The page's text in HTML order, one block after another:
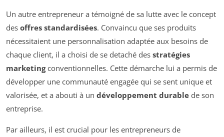
Un autre entrepreneur a témoigné de sa lutte avec le concept
des offres standardisées. Convaincu que ses produits
nécessitaient une personnalisation adaptée aux besoins de
chaque client, il a choisi de se detaché des stratégies
marketingconventionnelles. Cette démarche lui a permis de
développer une communauté engagée qui se sent unique et
valorisée, et a abouti à un développement durable de son
entreprise.
Par ailleurs, il est crucial pour les entrepreneurs de